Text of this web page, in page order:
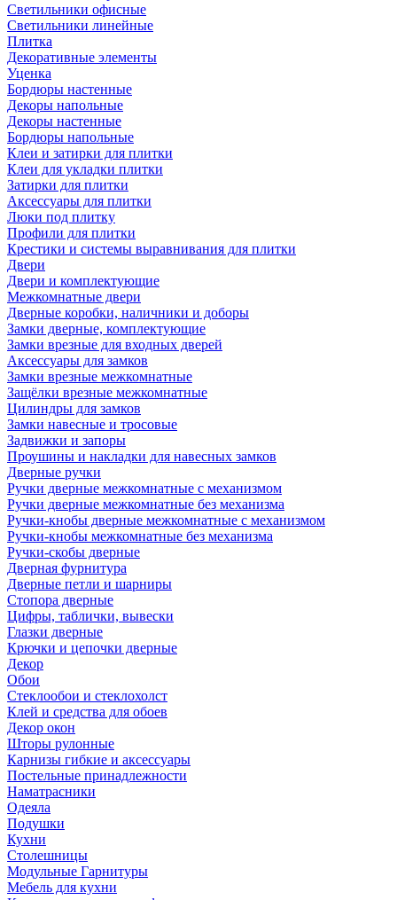
Светильники офисные
Светильники линейные
Плитка
Декоративные элементы
Уценка
Бордюры настенные
Декоры напольные
Декоры настенные
Бордюры напольные
Клеи и затирки для плитки
Клеи для укладки плитки
Затирки для плитки
Аксессуары для плитки
Люки под плитку
Профили для плитки
Крестики и системы выравнивания для плитки
Двери
Двери и комплектующие
Межкомнатные двери
Дверные коробки, наличники и доборы
Замки дверные, комплектующие
Замки врезные для входных дверей
Аксессуары для замков
Замки врезные межкомнатные
Защёлки врезные межкомнатные
Цилиндры для замков
Замки навесные и тросовые
Задвижки и запоры
Проушины и накладки для навесных замков
Дверные ручки
Ручки дверные межкомнатные с механизмом
Ручки дверные межкомнатные без механизма
Ручки-кнобы дверные межкомнатные с механизмом
Ручки-кнобы межкомнатные без механизма
Ручки-скобы дверные
Дверная фурнитура
Дверные петли и шарниры
Стопора дверные
Цифры, таблички, вывески
Глазки дверные
Крючки и цепочки дверные
Декор
Обои
Стеклообои и стеклохолст
Клей и средства для обоев
Декор окон
Шторы рулонные
Карнизы гибкие и аксессуары
Постельные принадлежности
Наматрасники
Одеяла
Подушки
Кухни
Столешницы
Модульные Гарнитуры
Мебель для кухни